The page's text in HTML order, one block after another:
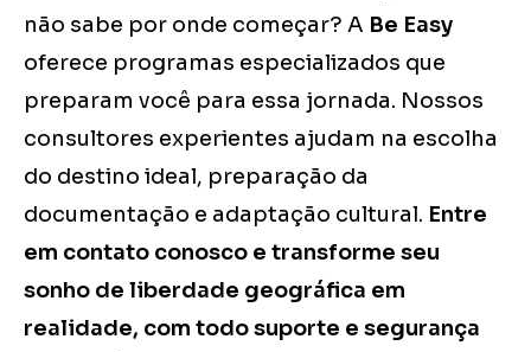
não sabe por onde começar? A Be Easy
oferece programas especializados que
preparam você para essa jornada. Nossos
consultores experientes ajudam na escolha
do destino ideal, preparação da
documentação e adaptação cultural. Entre
em contato conosco e transforme seu
sonho de liberdade geográfica em
realidade, com todo suporte e segurança